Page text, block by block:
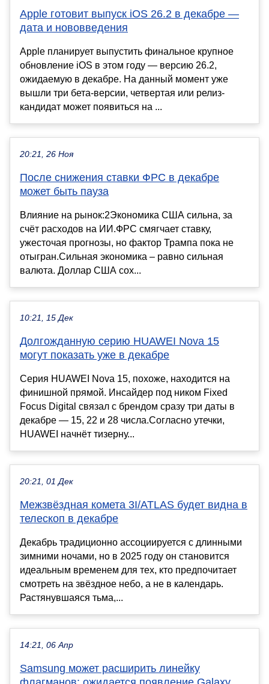
Apple готовит выпуск iOS 26.2 в декабре —
дата и нововведения
Apple планирует выпустить финальное крупное
обновление iOS в этом году — версию 26.2,
ожидаемую в декабре. На данный момент уже
вышли три бета-версии, четвертая или релиз-
кандидат может появиться на ...
20:21, 26 Ноя
После снижения ставки ФРС в декабре
может быть пауза
Влияние на рынок:2Экономика США сильна, за
счёт расходов на ИИ.ФРС смягчает ставку,
ужесточая прогнозы, но фактор Трампа пока не
отыгран.Сильная экономика – равно сильная
валюта. Доллар США сох...
10:21, 15 Дек
Долгожданную серию HUAWEI Nova 15
могут показать уже в декабре
Серия HUAWEI Nova 15, похоже, находится на
финишной прямой. Инсайдер под ником Fixed
Focus Digital связал с брендом сразу три даты в
декабре — 15, 22 и 28 числа.Согласно утечки,
HUAWEI начнёт тизерну...
20:21, 01 Дек
Межзвёздная комета 3I/ATLAS будет видна в
телескоп в декабре
Декабрь традиционно ассоциируется с длинными
зимними ночами, но в 2025 году он становится
идеальным временем для тех, кто предпочитает
смотреть на звёздное небо, а не в календарь.
Растянувшаяся тьма,...
14:21, 06 Апр
Samsung может расширить линейку